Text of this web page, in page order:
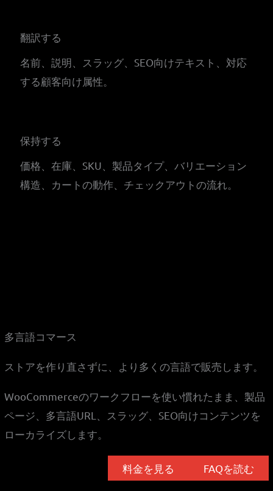
翻訳する
名前、説明、スラッグ、SEO向けテキスト、対応
する顧客向け属性。
保持する
価格、在庫、SKU、製品タイプ、バリエーション
構造、カートの動作、チェックアウトの流れ。
多言語コマース
ストアを作り直さずに、より多くの言語で販売します。
WooCommerceのワークフローを使い慣れたまま、製品
ページ、多言語URL、スラッグ、SEO向けコンテンツを
ローカライズします。
料金を見る FAQを読む